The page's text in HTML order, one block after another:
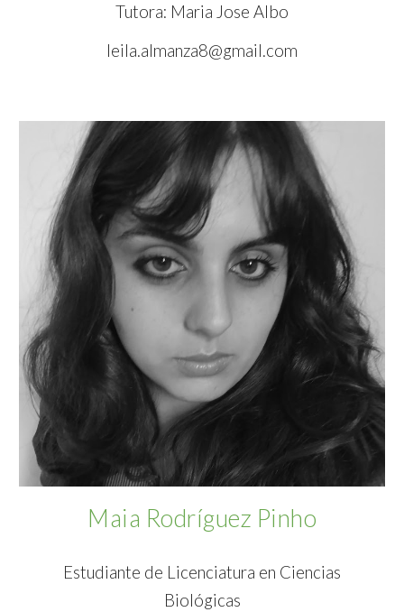
Tutora: Maria Jose Albo
leila.almanza8@gmail.com
Maia Rodríguez Pinho
Estudiante de Licenciatura en Ciencias
Biológicas